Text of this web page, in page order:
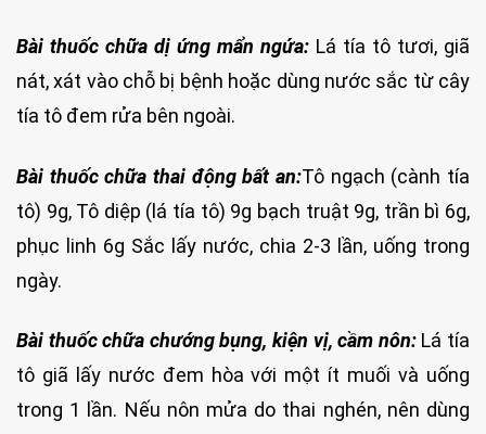
Bài thuốc chữa dị ứng mẩn ngứa: Lá tía tô tươi, giã
nát, xát vào chỗ bị bệnh hoặc dùng nước sắc từ cây
tía tô đem rửa bên ngoài.
Bài thuốc chữa thai động bất an:Tô ngạch (cành tía
tô) 9g, Tô diệp (lá tía tô) 9g bạch truật 9g, trần bì 6g,
phục linh 6g Sắc lấy nước, chia 2-3 lần, uống trong
ngày.
Bài thuốc chữa chướng bụng, kiện vị, cầm nôn:Lá tía
tô giã lấy nước đem hòa với một ít muối và uống
trong 1 lần. Nếu nôn mửa do thai nghén, nên dùng